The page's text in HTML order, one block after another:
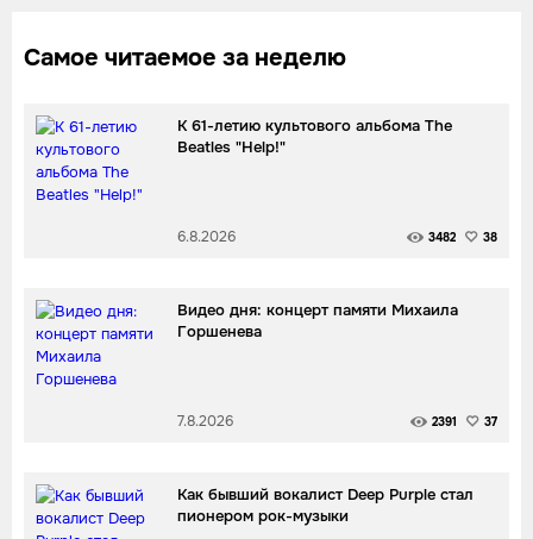
Самое читаемое за неделю
К 61-летию культового альбома The
Beatles "Help!"
6.8.2026 3482 38
Видео дня: концерт памяти Михаила
Горшенева
7.8.2026 2391 37
Как бывший вокалист Deep Purple стал
пионером рок-музыки